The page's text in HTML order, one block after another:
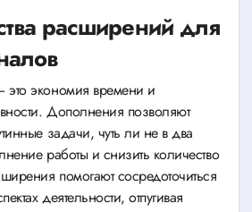
расширений для
экономия времени и
Дополнения позволяют
задачи, чуть ли не в два
работы и снизить количество
помогают сосредоточиться
деятельности, отпугивая